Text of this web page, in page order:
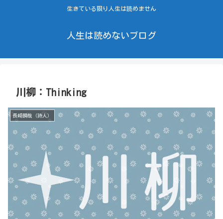
生きている限り人生は読めません
人生は読めないブログ
川柳：Thinking
長崎瞬哉（詩人）